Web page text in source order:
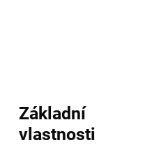
Základní
vlastnosti